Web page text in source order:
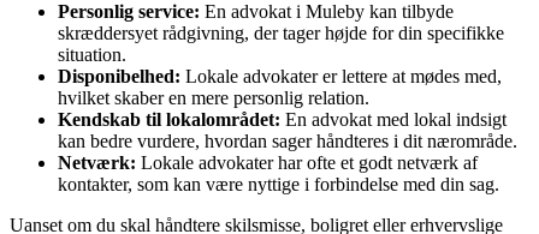
Personlig service: En advokat i Muleby kan tilbyde
skræddersyet rådgivning, der tager højde for din specifikke
situation.
Disponibelhed: Lokale advokater er lettere at mødes med,
hvilket skaber en mere personlig relation.
Kendskab til lokalområdet: En advokat med lokal indsigt
kan bedre vurdere, hvordan sager håndteres i dit nærområde.
Netværk: Lokale advokater har ofte et godt netværk af
kontakter, som kan være nyttige i forbindelse med din sag.
Uanset om du skal håndtere skilsmisse, boligret eller erhvervslige